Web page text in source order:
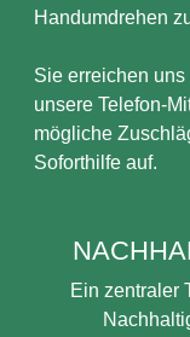
Handumdrehen
Sie erreichen
unsere Telefon-
mögliche
Soforthilfe auf.
Ein zentraler